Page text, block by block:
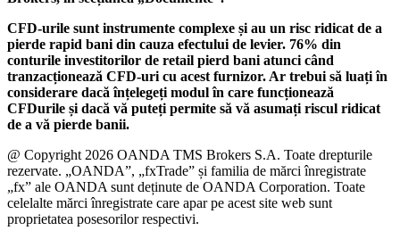
CFD-urile sunt instrumente complexe și au un risc ridicat de a
pierde rapid bani din cauza efectului de levier. 76% din
conturile investitorilor de retail pierd bani atunci când
tranzacționează CFD-uri cu acest furnizor. Ar trebui să luați în
considerare dacă înțelegeți modul în care funcționează
CFDurile și dacă vă puteți permite să vă asumați riscul ridicat
de a vă pierde banii.
@ Copyright 2026 OANDA TMS Brokers S.A. Toate drepturile
rezervate. „OANDA”, „fxTrade” și familia de mărci înregistrate
„fx” ale OANDA sunt deținute de OANDA Corporation. Toate
celelalte mărci înregistrate care apar pe acest site web sunt
proprietatea posesorilor respectivi.